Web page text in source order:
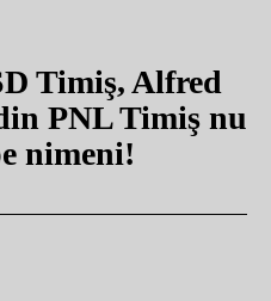
Timiş, Alfred
PNL Timiş nu
nimeni!